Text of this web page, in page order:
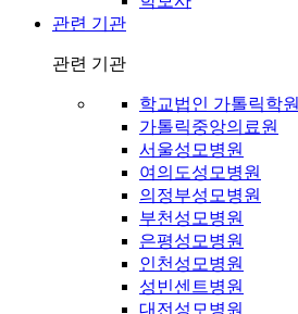
관련 기관
관련 기관
학교법인 가톨릭학원
가톨릭중앙의료원
서울성모병원
여의도성모병원
의정부성모병원
부천성모병원
은평성모병원
인천성모병원
성빈센트병원
대전성모병원